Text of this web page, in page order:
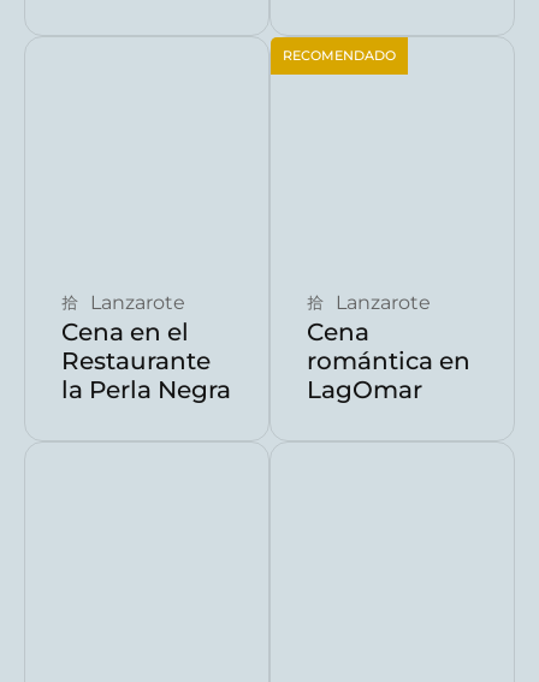
Lanzarote
Cena en el
Restaurante
la Perla Negra
RECOMENDADO
Lanzarote
Cena
romántica en
LagOmar